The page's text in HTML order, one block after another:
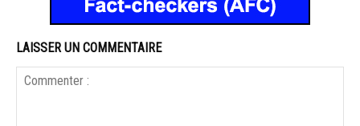
LAISSER UN COMMENTAIRE